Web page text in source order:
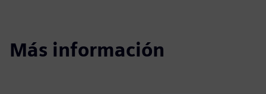
Más información